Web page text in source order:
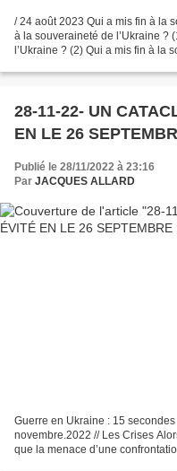
/ 24 août 2023 Qui a mis fin à la
à la souveraineté de l’Ukraine ?
l’Ukraine ? (2) Qui a mis fin à la
28-11-22- UN
EN LE 26
Publié le 28/11/2022 à 23:16
Par JACQUES ALLARD
Guerre en Ukraine : 15
novembre.2022 // Les Crises
que la menace d’une